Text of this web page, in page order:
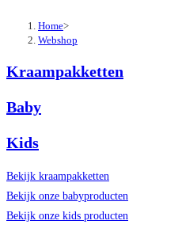
Home>
Webshop
Kraampakketten
Baby
Kids
Bekijk kraampakketten
Bekijk onze babyproducten
Bekijk onze kids producten